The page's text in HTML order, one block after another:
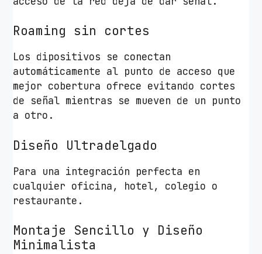
Roaming sin cortes
Los dipositivos se conectan
automáticamente al punto de acceso que
mejor cobertura ofrece evitando cortes
de señal mientras se mueven de un punto
a otro.
Diseño Ultradelgado
Para una integración perfecta en
cualquier oficina, hotel, colegio o
restaurante.
Montaje Sencillo y Diseño
Minimalista